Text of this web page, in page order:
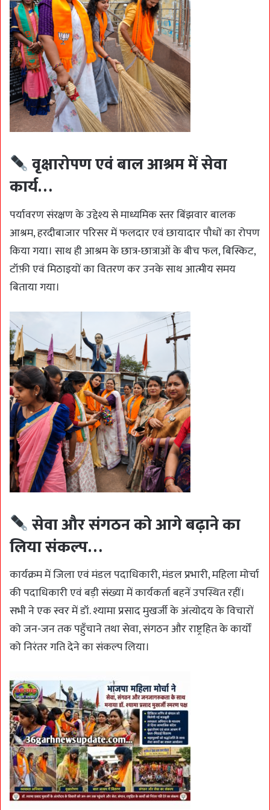
वृक्षारोपण एवं बाल आश्रम में सेवा
कार्य…
पर्यावरण संरक्षण के उद्देश्य से माध्यमिक स्तर बिंझवार बालक
आश्रम, हरदीबाजार परिसर में फलदार एवं छायादार पौधों का रोपण
किया गया। साथ ही आश्रम के छात्र-छात्राओं के बीच फल, बिस्किट,
टॉफ़ी एवं मिठाइयों का वितरण कर उनके साथ आत्मीय समय
बिताया गया।
सेवा और संगठन को आगे बढ़ाने का
लिया संकल्प…
कार्यक्रम में जिला एवं मंडल पदाधिकारी, मंडल प्रभारी, महिला मोर्चा
की पदाधिकारी एवं बड़ी संख्या में कार्यकर्ता बहनें उपस्थित रहीं।
सभी ने एक स्वर में डॉ. श्यामा प्रसाद मुखर्जी के अंत्योदय के विचारों
को जन-जन तक पहुँचाने तथा सेवा, संगठन और राष्ट्रहित के कार्यों
को निरंतर गति देने का संकल्प लिया।